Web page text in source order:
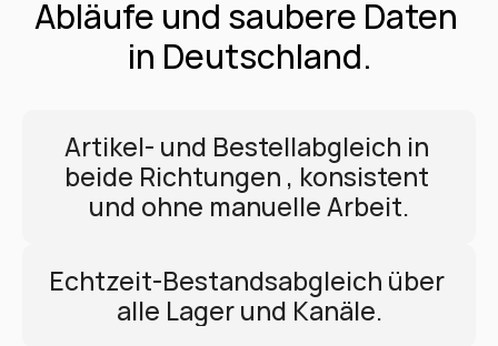
Abläufe und saubere Daten
in Deutschland.
Artikel- und Bestellabgleich in
beide Richtungen , konsistent
und ohne manuelle Arbeit.
Echtzeit-Bestandsabgleich über
alle Lager und Kanäle.